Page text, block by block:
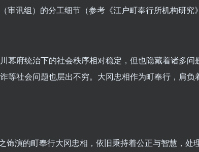
审讯组）的分工细节（参考《江户町奉行所机构研究
幕府统治下的社会秩序相对稳定，但也隐藏着诸多
等社会问题也层出不穷。大冈忠相作为町奉行，肩
饰演的町奉行大冈忠相，依旧秉持着公正与智慧，